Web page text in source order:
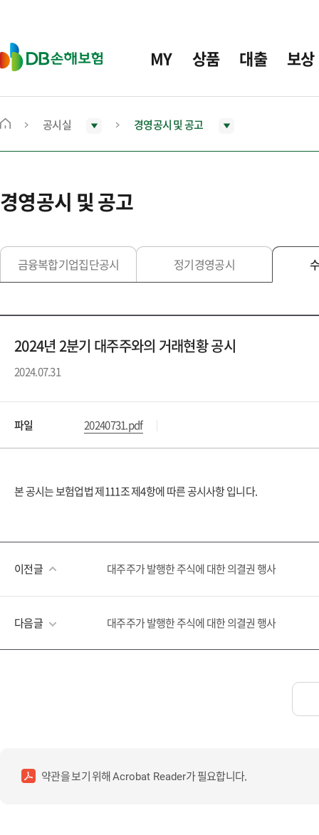
D
B
보
MY 상품 대출 보상
메
으
로
동
공시실 경영공시 및 공고
경영공시 및 공고
금융복합기업집단공시 정기경영공시
2024년 2분기 대주주와의 거래현황 공시
2024.07.31
파일 20240731.pdf
본 공시는 보험업법 제111조 제4항에 따른 공시사항 입니다.
이전글 대주주가 발행한 주식에 대한 의결권 행사
다음글 대주주가 발행한 주식에 대한 의결권 행사
약관을 보기 위해Acrobat Reader가 필요합니다.